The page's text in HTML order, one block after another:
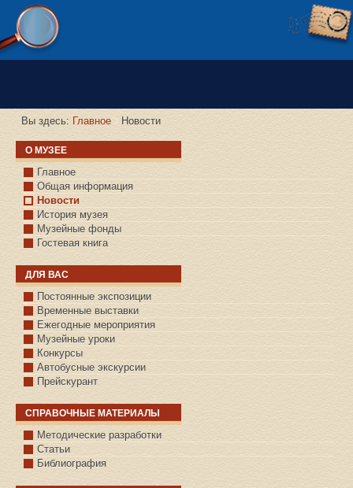
Версия сайта для слабовидящих
Вы здесь: Главное Новости
О МУЗЕЕ
Главное
Общая информация
Новости
История музея
Музейные фонды
Гостевая книга
ДЛЯ ВАС
Постоянные экспозиции
Временные выставки
Ежегодные мероприятия
Музейные уроки
Конкурсы
Автобусные экскурсии
Прейскурант
СПРАВОЧНЫЕ МАТЕРИАЛЫ
Методические разработки
Статьи
Библиография